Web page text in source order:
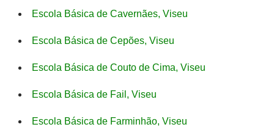
Escola Básica de Cavernães, Viseu
Escola Básica de Cepões, Viseu
Escola Básica de Couto de Cima, Viseu
Escola Básica de Fail, Viseu
Escola Básica de Farminhão, Viseu